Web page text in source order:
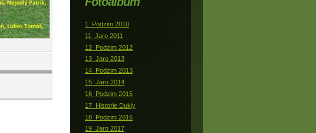
1_Podzim 2010
11_Jaro 2011
12_Podzim 2012
13_Jaro 2013
14_Podzim 2013
15_Jaro 2014
16_Podzim 2015
17_Historie Dukly
18_Podzim 2016
19_Jaro 2017